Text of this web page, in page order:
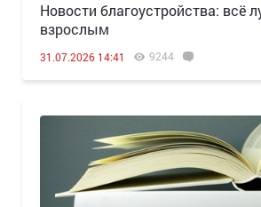
Новости благоустройства: всё
взрослым
31.07.2026 14:41 9244